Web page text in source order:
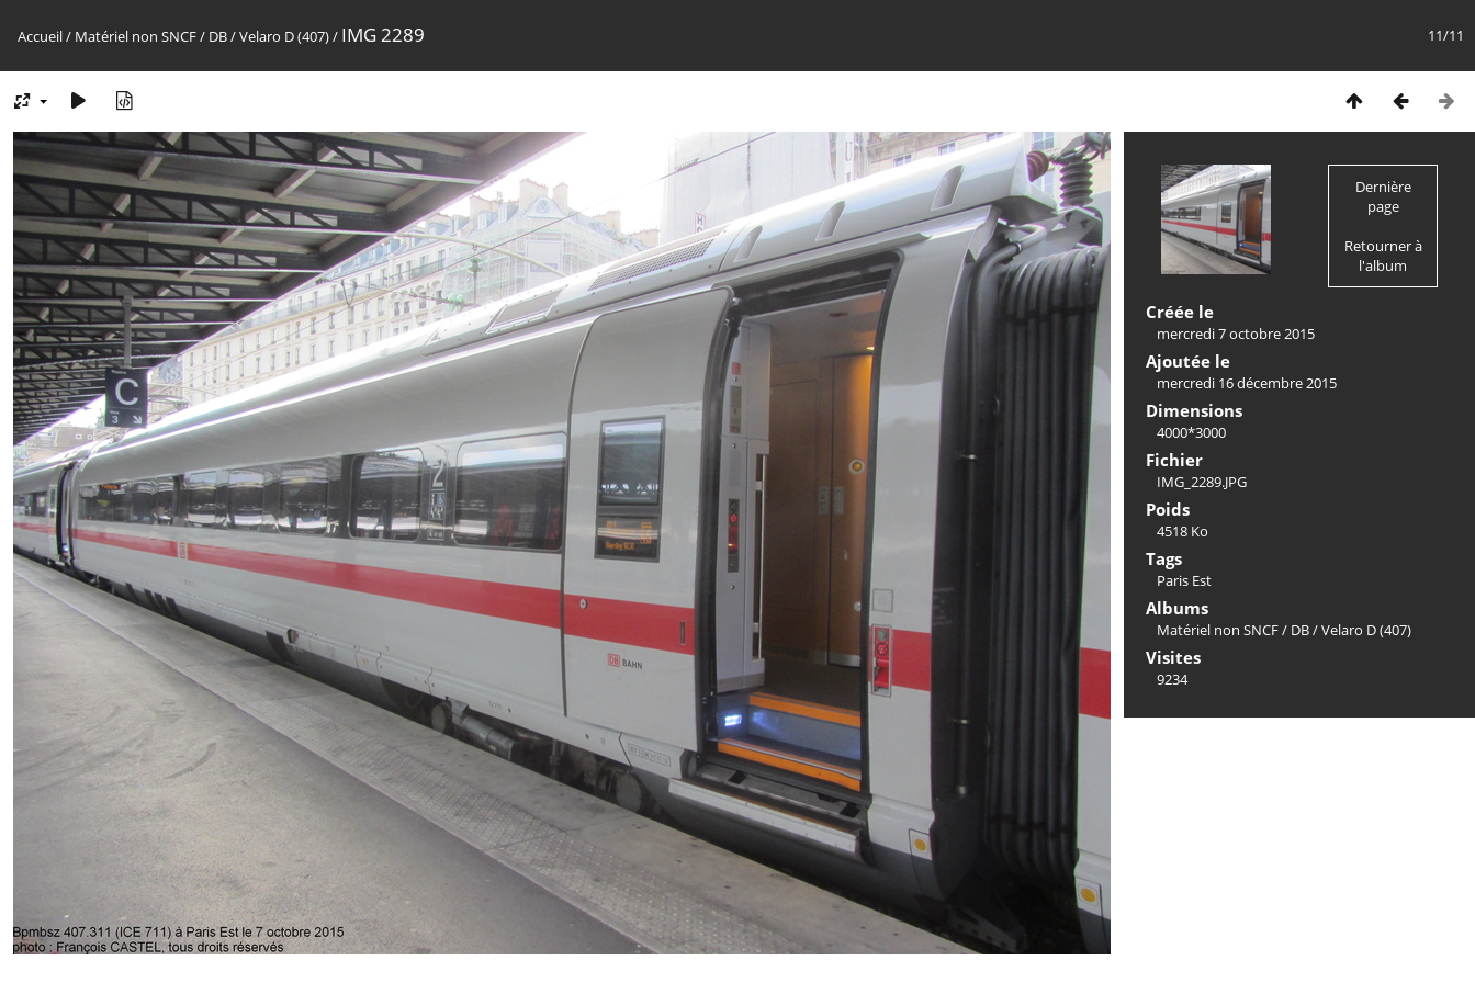
11/11
Accueil/ Matériel non SNCF/ DB/Velaro D (407)/ IMG 2289
Dernière
page
Retourner à
l'album
Créée le
mercredi 7 octobre 2015
Ajoutée le
mercredi 16 décembre 2015
Dimensions
4000*3000
Fichier
IMG_2289.JPG
Poids
4518 Ko
Tags
Paris Est
Albums
Matériel non SNCF/ DB/Velaro D (407)
Visites
9234